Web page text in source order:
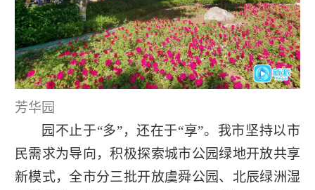
芳华园
园不止于“多”，还在于“享”。我市坚持以市
民需求为导向，积极探索城市公园绿地开放共享
新模式，全市分三批开放虞舜公园、北辰绿洲湿